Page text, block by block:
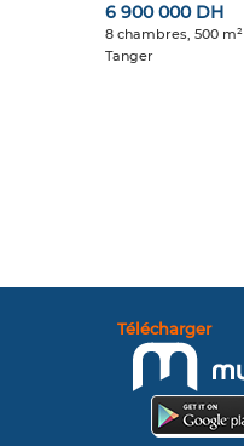
6 900 000 DH
8 chambres, 500 m²
Tanger
Télécharger